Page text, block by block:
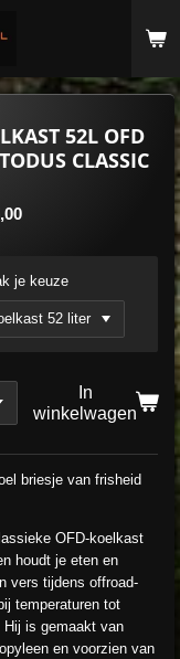
52L OFD
CLASSIC
je keuze
In
winkelwagen
briesje van frisheid
OFD-koelkast
houdt je eten en
vers tijdens offroad-
temperaturen tot
Hij is gemaakt van
en voorzien van